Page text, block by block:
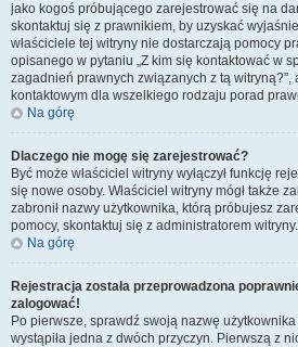
jako kogoś próbującego zarejestrować się na
skontaktuj się z prawnikiem, by uzyskać
właściciele tej witryny nie dostarczają pomocy
opisanego w pytaniu „Z kim się kontaktować w
zagadnień prawnych związanych z tą witryną?”,
kontaktowym dla wszelkiego rodzaju porad
Na górę
Dlaczego nie mogę się zarejestrować?
Być może właściciel witryny wyłączył funkcję
się nowe osoby. Właściciel witryny mógł także
zabronił nazwy użytkownika, którą próbujesz
pomocy, skontaktuj się z administratorem witryny.
Na górę
Rejestracja została przeprowadzona
zalogować!
Po pierwsze, sprawdź swoją nazwę
wystąpiła jedna z dwóch przyczyn. Pierwszą z